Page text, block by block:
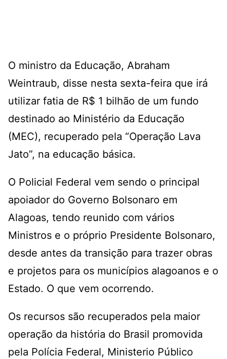
O ministro da Educação, Abraham
Weintraub, disse nesta sexta-feira que irá
utilizar fatia de R$ 1 bilhão de um fundo
destinado ao Ministério da Educação
(MEC), recuperado pela “Operação Lava
Jato”, na educação básica.
O Policial Federal vem sendo o principal
apoiador do Governo Bolsonaro em
Alagoas, tendo reunido com vários
Ministros e o próprio Presidente Bolsonaro,
desde antes da transição para trazer obras
e projetos para os municípios alagoanos e o
Estado. O que vem ocorrendo.
Os recursos são recuperados pela maior
operação da história do Brasil promovida
pela Polícia Federal, Ministerio Público